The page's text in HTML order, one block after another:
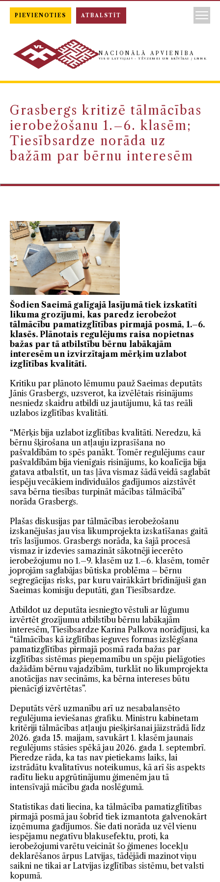
NACIONĀLĀ APVIENĪBA
VISU LATVIJAI! - TĒVZEMEI UN BRĪVĪBAI / LNNK
Grasbergs kritizē tālmācības
ierobežošanu 1.–6. klasēm;
Tiesībsardze norāda uz
bažām par bērnu interesēm
Šodien Saeimā galīgajā lasījumā tiek izskatīti
likuma grozījumi, kas paredz ierobežot
tālmācību pamatizglītības pirmajā posmā, 1.–6.
klasēs. Plānotais regulējums raisa nopietnas
bažas par tā atbilstību bērnu labākajām
interesēm un izvirzītajam mērķim uzlabot
izglītības kvalitāti.
Kritiku par plānoto lēmumu pauž Saeimas deputāts
Jānis Grasbergs, uzsverot, ka izvēlētais risinājums
nesniedz skaidru atbildi uz jautājumu, kā tas reāli
uzlabos izglītības kvalitāti.
“Mērķis bija uzlabot izglītības kvalitāti. Neredzu, kā
bērnu šķirošana un atļauju izprasīšana no
pašvaldībām to spēs panākt. Tomēr regulējums caur
pašvaldībām bija vienīgais risinājums, ko koalīcija bija
gatava atbalstīt, un tas ļāva vismaz šādā veidā saglabāt
iespēju vecākiem individuālos gadījumos aizstāvēt
sava bērna tiesības turpināt mācības tālmācībā”
norāda Grasbergs.
Plašas diskusijas par tālmācības ierobežošanu
izskanējušas jau visa likumprojekta izskatīšanas gaitā
trīs lasījumos. Grasbergs norāda, ka šajā procesā
vismaz ir izdevies samazināt sākotnēji iecerēto
ierobežojumu no 1.–9. klasēm uz 1.–6. klasēm, tomēr
joprojām saglabājas būtiska problēma – bērnu
segregācijas risks, par kuru vairākkārt brīdinājuši gan
Saeimas komisiju deputāti, gan Tiesībsardze.
Atbildot uz deputāta iesniegto vēstuli ar lūgumu
izvērtēt grozījumu atbilstību bērnu labākajām
interesēm, Tiesībsardze Karina Palkova norādījusi, ka
“tālmācības kā izglītības ieguves formas izslēgšana
pamatizglītības pirmajā posmā rada bažas par
izglītības sistēmas pieņemamību un spēju pielāgoties
dažādām bērnu vajadzībām, turklāt no likumprojekta
anotācijas nav secināms, ka bērna intereses būtu
pienācīgi izvērtētas”.
Deputāts vērš uzmanību arī uz nesabalansēto
regulējuma ieviešanas grafiku. Ministru kabinetam
kritēriji tālmācības atļauju piešķiršanai jāizstrādā līdz
2026. gada 15. maijam, savukārt 1. klasēm jaunais
regulējums stāsies spēkā jau 2026. gada 1. septembrī.
Pieredze rāda, ka tas nav pietiekams laiks, lai
izstrādātu kvalitatīvus noteikumus, kā arī šis aspekts
radītu lieku apgrūtinājumu ģimenēm jau tā
intensīvajā mācību gada noslēgumā.
Statistikas dati liecina, ka tālmācība pamatizglītības
pirmajā posmā jau šobrīd tiek izmantota galvenokārt
izņēmuma gadījumos. Šie dati norāda uz vēl vienu
iespējamu negatīvu blakusefektu, proti, ka
ierobežojumi varētu veicināt šo ģimenes locekļu
deklarēšanos ārpus Latvijas, tādējādi mazinot viņu
saikni ne tikai ar Latvijas izglītības sistēmu, bet valsti
kopumā.
PIEVIENOTIES ATBALSTĪT